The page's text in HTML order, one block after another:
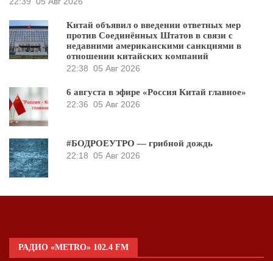
Китай объявил о введении ответных мер
против Соединённых Штатов в связи с
недавними американскими санкциями в
отношении китайских компаний
22:38 05 Авг 2026
6 августа в эфире «Россия Китай главное»
22:36 05 Авг 2026
#БОДРОЕУТРО — грибной дождь
22:18 05 Авг 2026
РАДИО «METRO» 102.4 FM